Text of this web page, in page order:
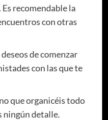
recomendable la
con otras
de comenzar
con las que te
que organicéis todo
ningún detalle.